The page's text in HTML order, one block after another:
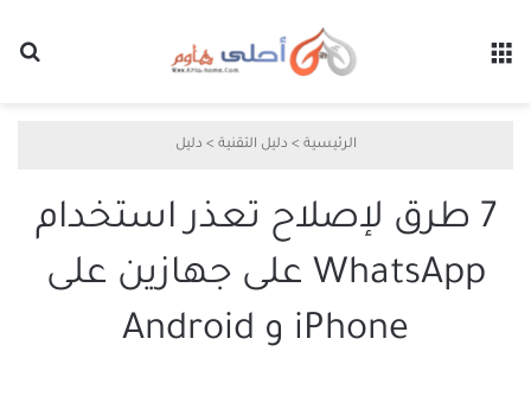
الرئيسية > دليل التقنية > دليل
7 طرق لإصلاح تعذر استخدام
WhatsApp على جهازين على
iPhone و Android